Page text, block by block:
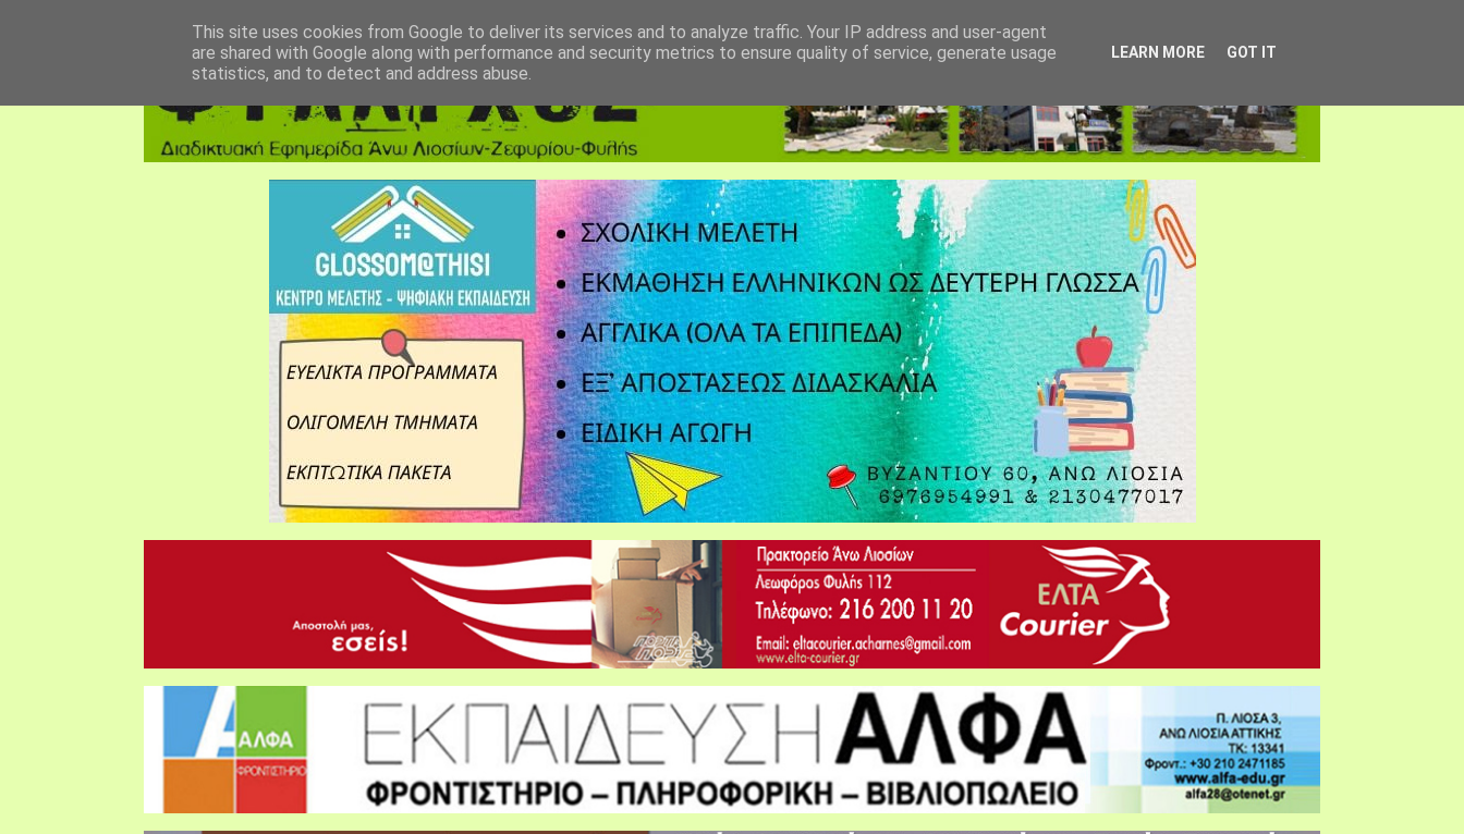
This site uses cookies from Google to deliver its services and to analyze traffic. Your IP address and user-agent
are shared with Google along with performance and security metrics to ensure quality of service, generate usage
statistics, and to detect and address abuse.
LEARN MORE GOT IT